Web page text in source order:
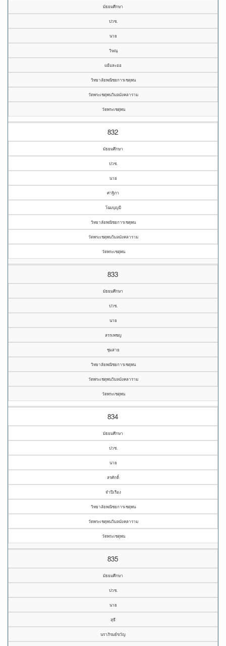
มัธยมศึกษา
ปวช.
นาย
วิษณุ
แย้มละออ
วิทยาลัยพณิชยการเชตุพน
วัดพระเชตุพนวิมลมังคลาราม
วัดพระเชตุพน
832
มัธยมศึกษา
ปวช.
นาย
ศาฐิภา
โฉมบุญมี
วิทยาลัยพณิชยการเชตุพน
วัดพระเชตุพนวิมลมังคลาราม
วัดพระเชตุพน
833
มัธยมศึกษา
ปวช.
นาย
สรรเพชญ
ชุมสาย
วิทยาลัยพณิชยการเชตุพน
วัดพระเชตุพนวิมลมังคลาราม
วัดพระเชตุพน
834
มัธยมศึกษา
ปวช.
นาย
สรศักดิ์
จำปีเรือง
วิทยาลัยพณิชยการเชตุพน
วัดพระเชตุพนวิมลมังคลาราม
วัดพระเชตุพน
835
มัธยมศึกษา
ปวช.
นาย
สุธี
นราภิรมย์ขวัญ